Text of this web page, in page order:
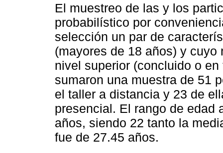
El muestreo de las y los
probabilístico por
selección un par de
(mayores de 18 años) y
nivel superior (concluido o
sumaron una muestra de 51
el taller a distancia y 23 de
presencial. El rango de edad
años, siendo 22 tanto la
fue de 27.45 años.